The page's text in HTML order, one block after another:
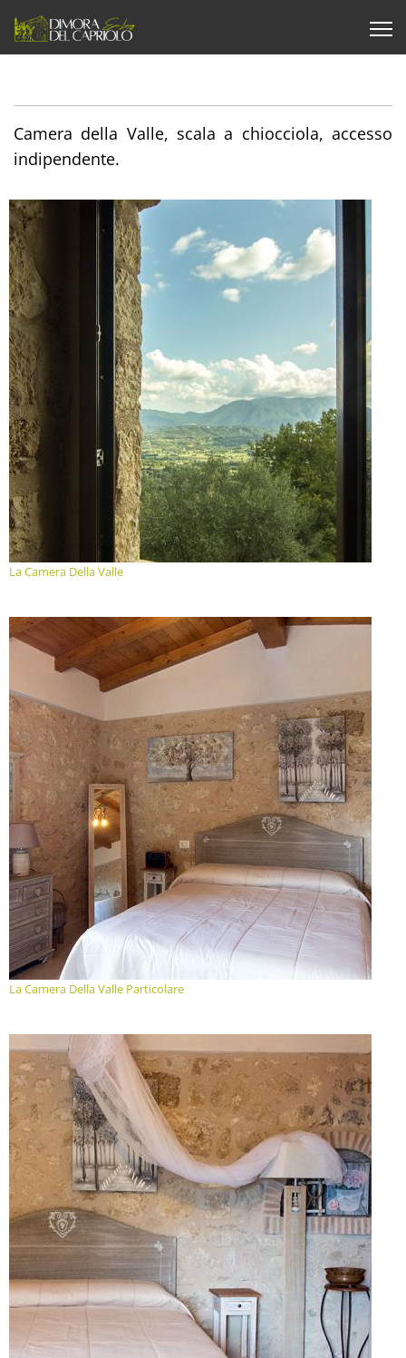
Camera della Valle, scala a chiocciola, accesso
indipendente.
La Camera Della Valle
La Camera Della Valle Particolare